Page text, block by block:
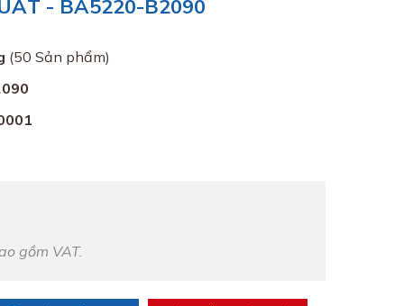
- BA5220-B2090
(50 Sản phẩm)
gồm VAT.